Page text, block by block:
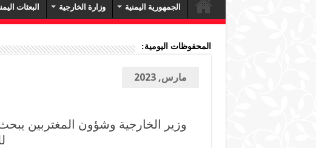
الجمهورية اليمنية وزارة الخارجية البعثات
المحفوظات اليومية:
مارس, 2023
وزير الخارجية وشؤون المغتربين يبحث